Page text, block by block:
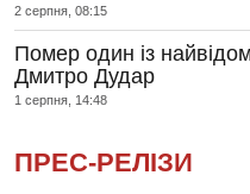
2 серпня, 08:15
Помер один із
Дмитро Дудар
1 серпня, 14:48
ПРЕС-РЕЛІЗИ